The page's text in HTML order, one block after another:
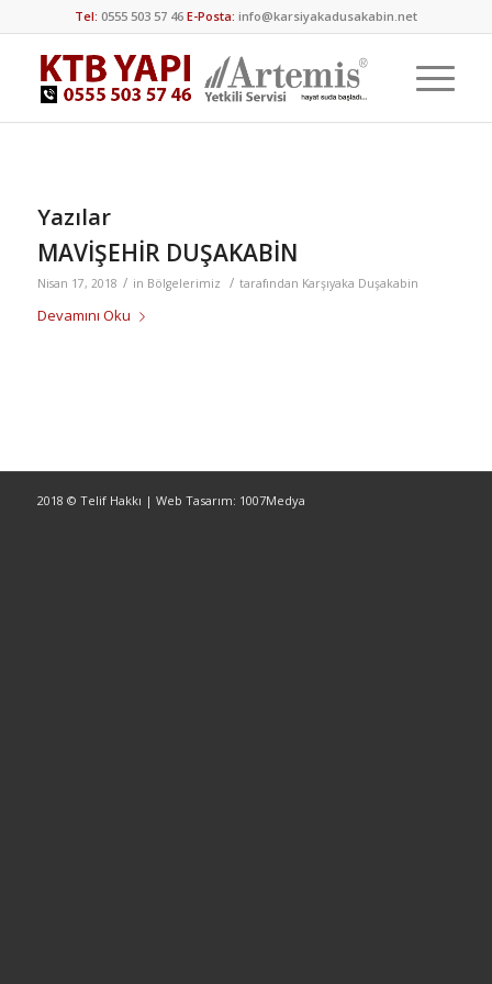
Tel: 0555 503 57 46 E-Posta: info@karsiyakadusakabin.net
Yazılar
MAVİŞEHİR DUŞAKABİN
Nisan 17, 2018 / in Bölgelerimiz / tarafından Karşıyaka Duşakabin
Devamını Oku
2018 © Telif Hakkı | Web Tasarım: 1007Medya